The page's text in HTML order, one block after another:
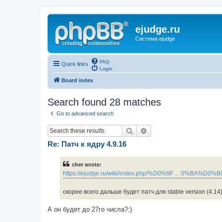
ejudge.ru
Система ejudge
Quick links
FAQ
Login
Board index
Search found 28 matches
Go to advanced search
Search
Re: Патч к ядру 4.9.16
cher wrote:
https://ejudge.ru/wiki/index.php/%D0%9F ...
скорее всего дальше будет патч для stable version (4.14)
А он будет до 27го числа?:)